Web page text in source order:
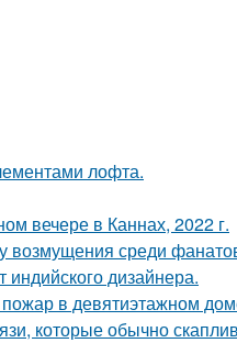
лофта.
вечере в Каннах, 2022 г.
среди
дизайнера.
в девятиэтажном
которые обычно